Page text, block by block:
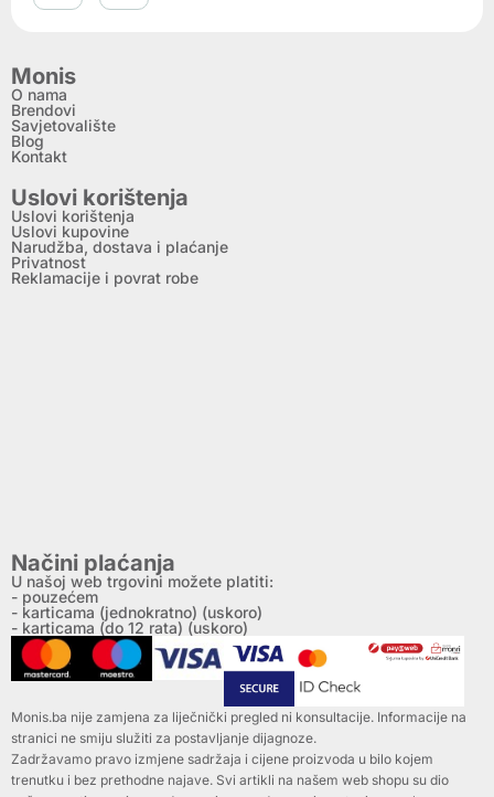
Monis
O nama
Brendovi
Savjetovalište
Blog
Kontakt
Uslovi korištenja
Uslovi korištenja
Uslovi kupovine
Narudžba, dostava i plaćanje
Privatnost
Reklamacije i povrat robe
Načini plaćanja
U našoj web trgovini možete platiti:
- pouzećem
- karticama (jednokratno) (uskoro)
- karticama (do 12 rata) (uskoro)
Monis.ba nije zamjena za liječnički pregled ni konsultacije. Informacije na
stranici ne smiju služiti za postavljanje dijagnoze.
Zadržavamo pravo izmjene sadržaja i cijene proizvoda u bilo kojem
trenutku i bez prethodne najave. Svi artikli na našem web shopu su dio